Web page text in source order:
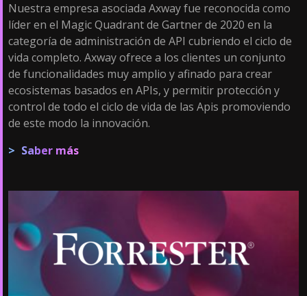
Nuestra empresa asociada Axway fue reconocida como
líder en el Magic Quadrant de Gartner de 2020 en la
categoría de administración de API cubriendo el ciclo de
vida completo. Axway ofrece a los clientes un conjunto
de funcionalidades muy amplio y afinado para crear
ecosistemas basados en APIs, y permitir protección y
control de todo el ciclo de vida de las Apis promoviendo
de este modo la innovación.
Saber más